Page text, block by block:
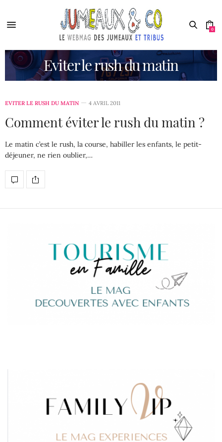
0
Eviter le rush du matin
EVITER LE RUSH DU MATIN 4 AVRIL 2011
Comment éviter le rush du matin ?
Le matin c’est le rush, la course, habiller les enfants, le petit-
déjeuner, ne rien oublier,…